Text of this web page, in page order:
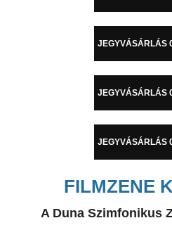
JEGYVÁSÁRLÁS
JEGYVÁSÁRLÁS
JEGYVÁSÁRLÁS
FILMZENE
A Duna Szimfonikus